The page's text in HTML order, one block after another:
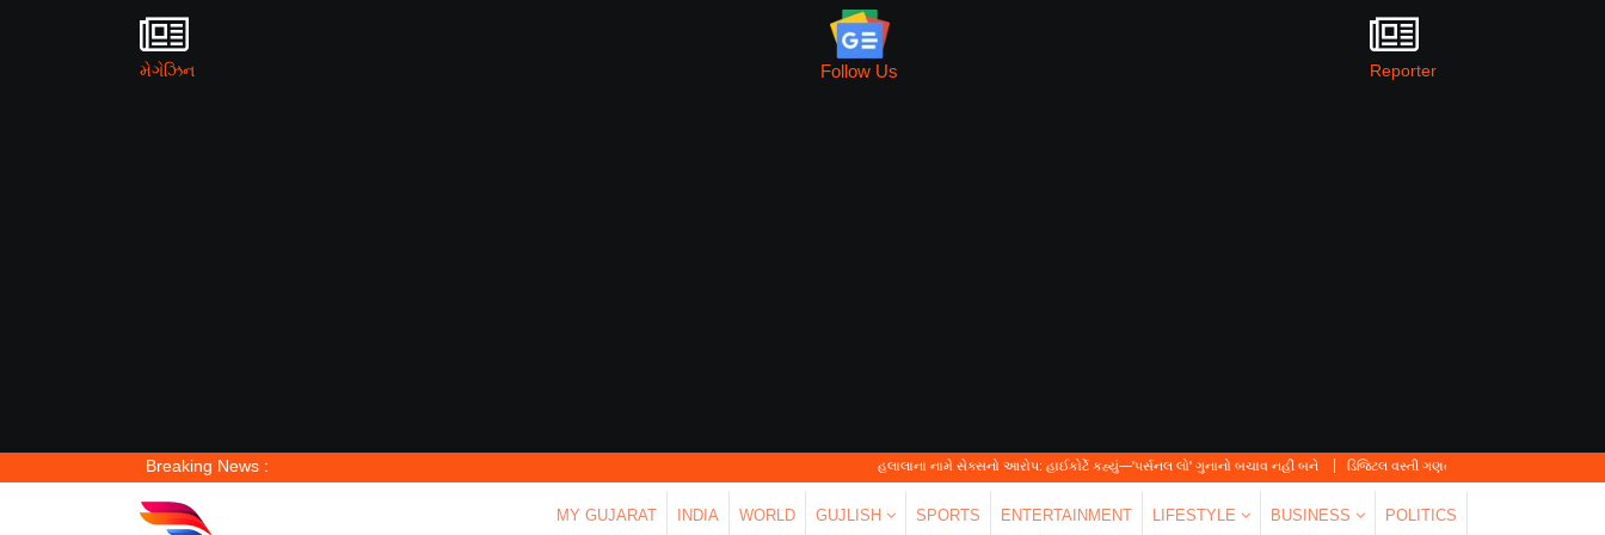
મેગેઝિન Follow Us Reporter
Breaking News : હલાલાના નામે સેક્સનો આરોપ: હાઈકોર્ટે કહ્યું—'પર્સનલ લો' ગુનાનો બચાવ નહીં બને ડિજિટલ વસ્તી ગણતરી 2026-27નો પ્રારંભ, ઘર બેઠા આજે જ
MY GUJARAT INDIA WORLD GUJLISH SPORTS ENTERTAINMENT LIFESTYLE BUSINESS POLITICS